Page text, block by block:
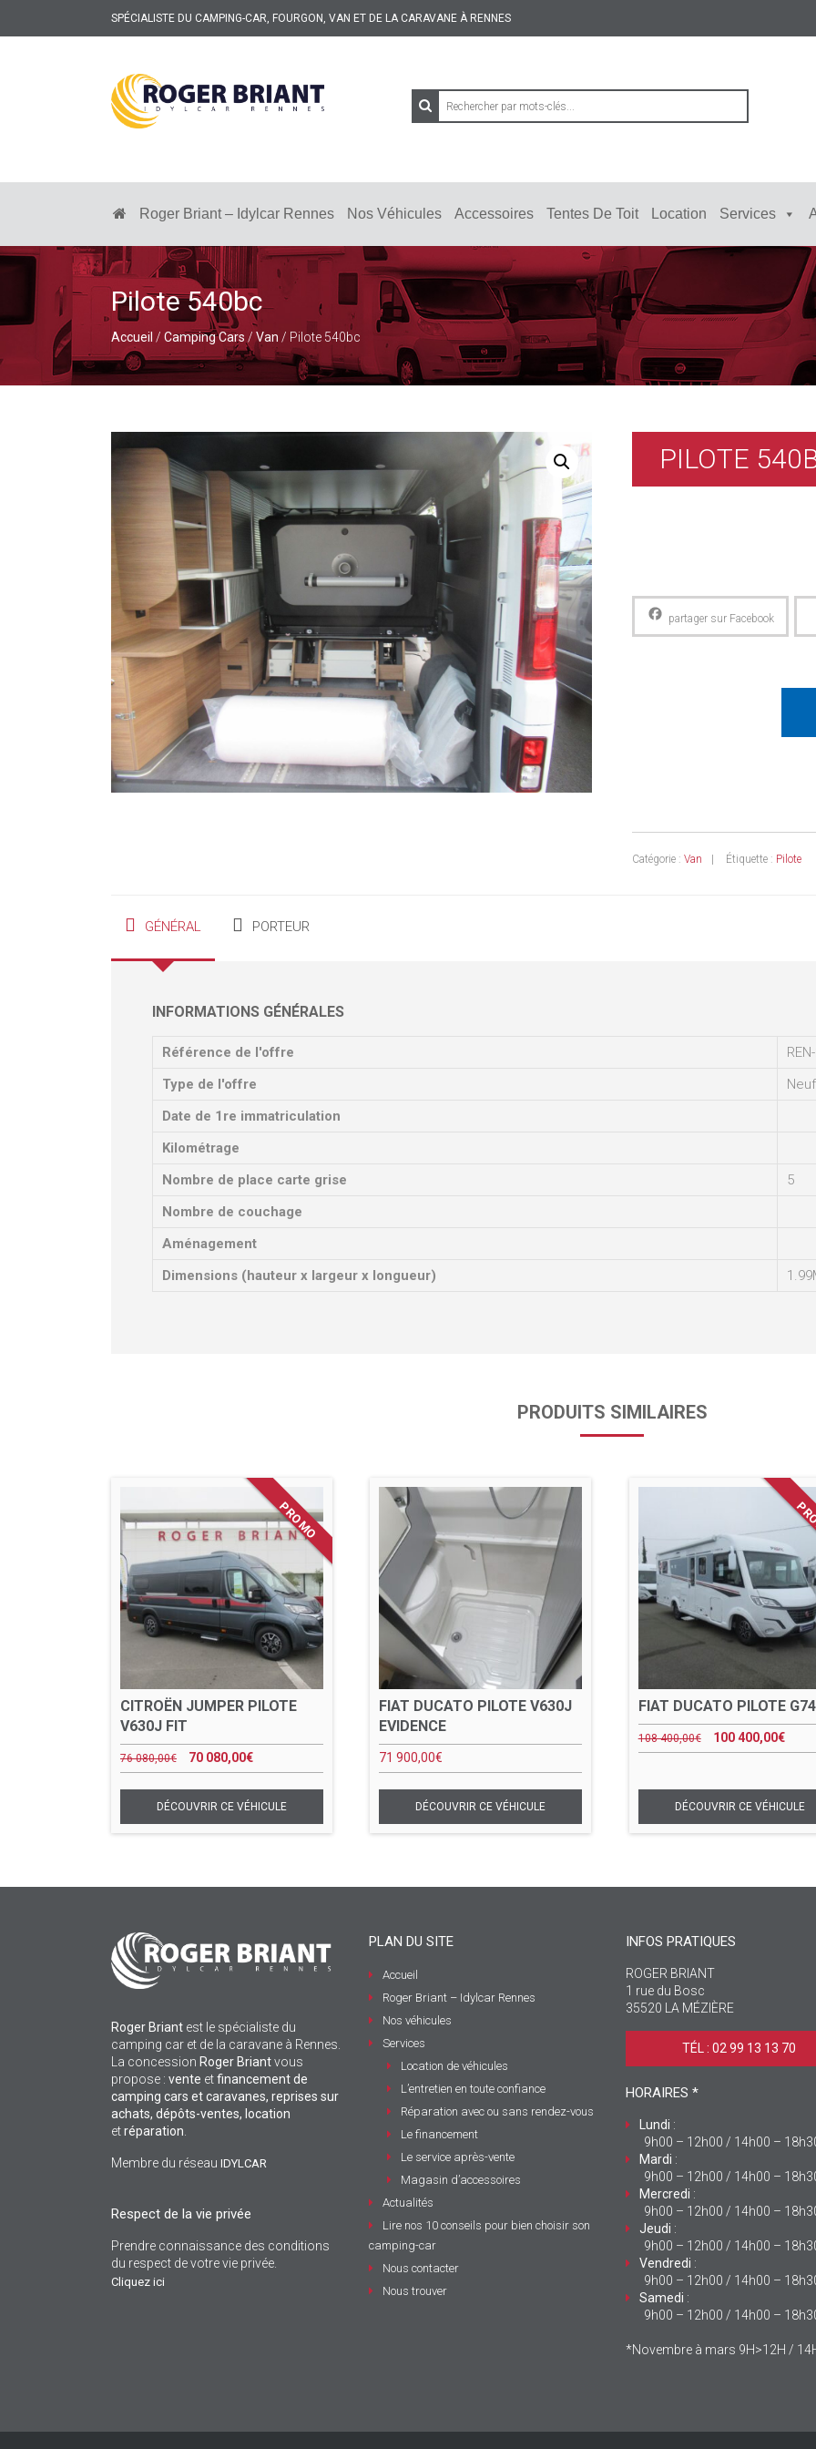
SPÉCIALISTE DU CAMPING-CAR, FOURGON, VAN ET DE LA CARAVANE À RENNES
ROGER
BRIANT
DU
CAR
DE
LA
CARAVANE
À
RENNES
Roger Briant – Idylcar Rennes Nos Véhicules Accessoires Tentes De Toit Location Services
Pilote 540bc
Accueil / Camping Cars / Van / Pilote 540bc
PILOTE
Facebook
Catégorie : Van Étiquette : Pilote
GÉNÉRAL PORTEUR
INFORMATIONS GÉNÉRALES
Référence de l'offre
Type de l'offre
Neuf
Date de 1re immatriculation
Kilométrage
Nombre de place carte grise
5
Nombre de couchage
Aménagement
Dimensions (hauteur x largeur x longueur)
PRODUITS SIMILAIRES
CITROËN JUMPER PILOTE
V630J FIT
76 080,00€ 70 080,00€
FIAT DUCATO PILOTE V630J
EVIDENCE
71 900,00€
FIAT DUCATO PILOTE
108 400,00€ 100 400,00€
Roger Briant est le spécialiste du
camping car et de la caravane à Rennes.
La concession Roger Briantvous
propose : vente etfinancement de
camping cars et caravanes, reprises sur
achats, dépôts-ventes, location
etréparation
Membre du réseau IDYLCAR
Respect de la vie privée
Prendre connaissance des conditions
du respect de votre vie privée.
Cliquez ici
PLAN DU SITE
Accueil
Roger Briant – Idylcar Rennes
Nos véhicules
Services
Location de véhicules
L’entretien en toute confiance
Réparation avec ou sans rendez-vous
Le financement
Le service après-vente
Magasin d’accessoires
Actualités
Lire nos 10 conseils pour bien choisir son
camping-car
Nous contacter
Nous trouver
INFOS PRATIQUES
ROGER BRIANT
1 rue du Bosc
35520 LA MÉZIÈRE
TÉL : 02 99 13 13 70 ‎
HORAIRES *
Lundi :
9h00 – 12h00 / 14h00 –
Mardi :
9h00 – 12h00 / 14h00 –
Mercredi :
9h00 – 12h00 / 14h00 –
Jeudi :
9h00 – 12h00 / 14h00 –
Vendredi :
9h00 – 12h00 / 14h00 –
Samedi :
9h00 – 12h00 / 14h00 –
*Novembre à mars 9H>12H /